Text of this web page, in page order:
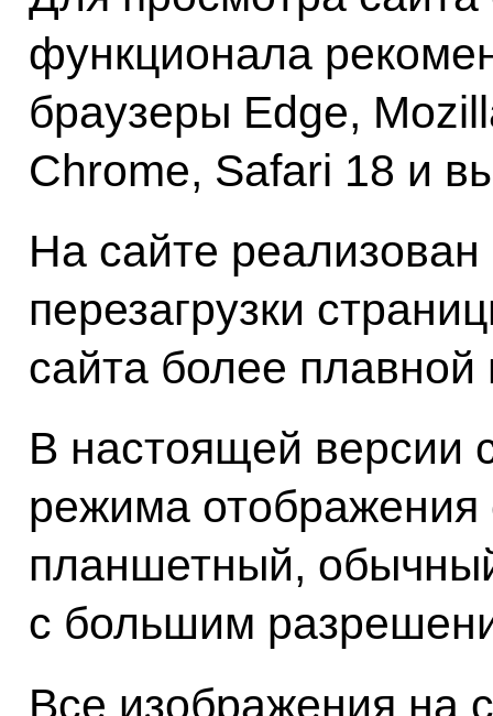
функционала
браузеры Edge,
Chrome, Safari 18 и
На сайте
перезагрузки
сайта более плавной
В настоящей версии
режима
планшетный,
с большим
Все изображения на